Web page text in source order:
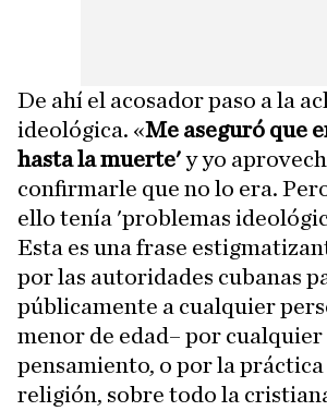
De ahí el acosador paso a la
ideológica. «Me aseguró que
hasta la muerte'y yo
confirmarle que no lo era.
ello tenía 'problemas
Esta es una frase
por las autoridades cubanas
públicamente a cualquier
menor de edad– por cualquier
pensamiento, o por la práctica
religión, sobre todo la